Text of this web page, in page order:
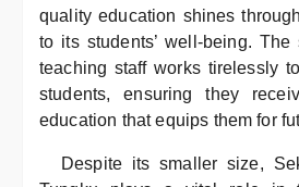
quality education shines
to its students’ well-being. The
teaching staff works tirelessly
students, ensuring they
education that equips them for
Despite its smaller size,